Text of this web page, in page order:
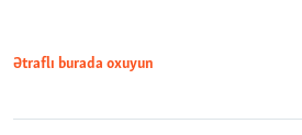
Ətraflı burada oxuyun